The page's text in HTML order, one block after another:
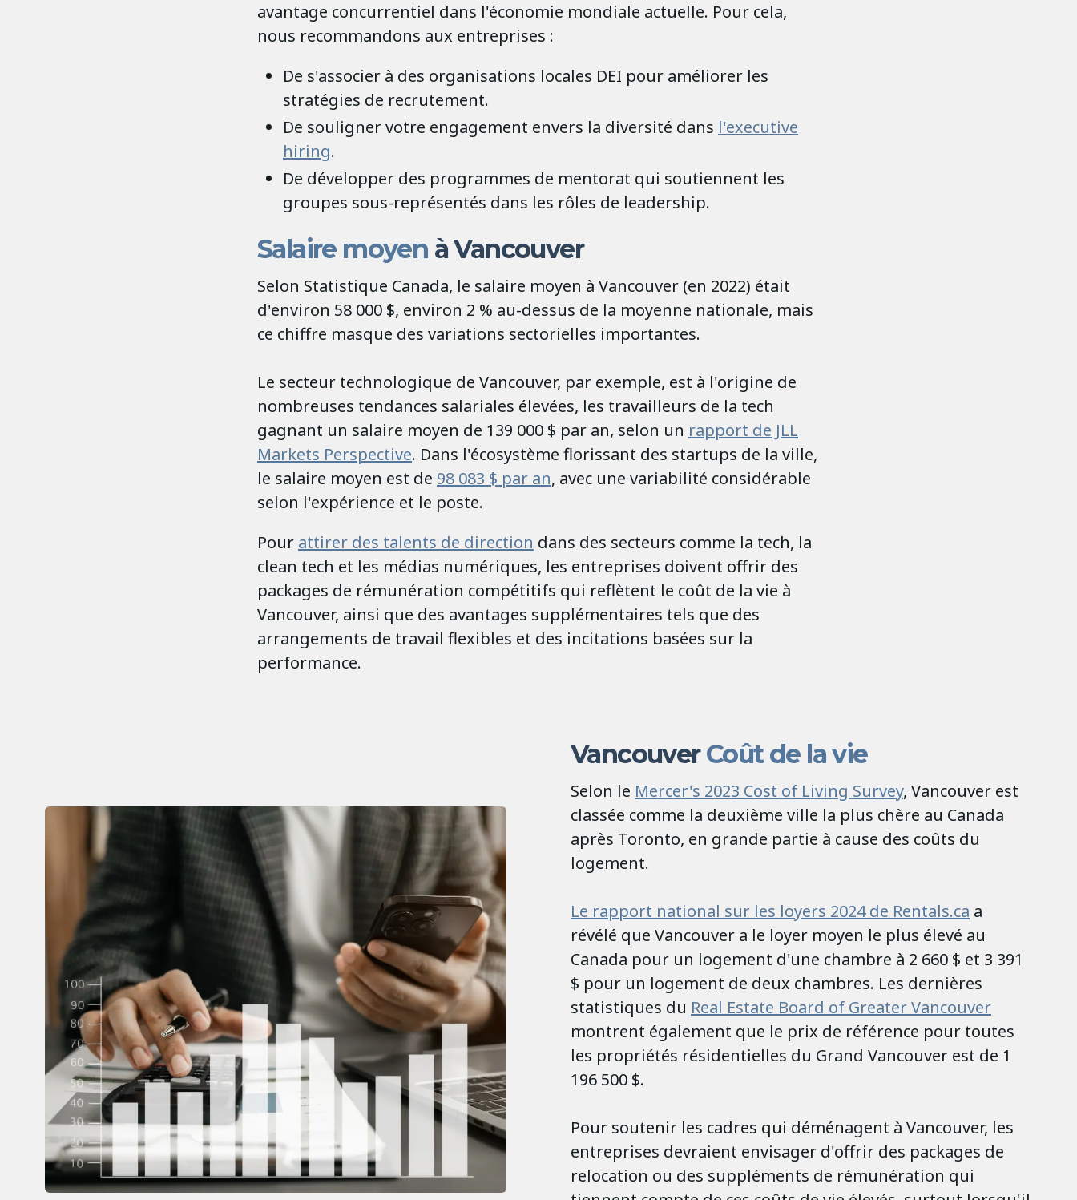
avantage concurrentiel dans l'économie mondiale actuelle. Pour cela,
nous recommandons aux entreprises :
De s'associer à des organisations locales DEI pour améliorer les
stratégies de recrutement.
De souligner votre engagement envers la diversité dans l'executive
hiring.
De développer des programmes de mentorat qui soutiennent les
groupes sous-représentés dans les rôles de leadership.
Salaire moyen à Vancouver
Selon Statistique Canada, le salaire moyen à Vancouver (en 2022) était
d'environ 58 000 $, environ 2 % au-dessus de la moyenne nationale, mais
ce chiffre masque des variations sectorielles importantes.
Le secteur technologique de Vancouver, par exemple, est à l'origine de
nombreuses tendances salariales élevées, les travailleurs de la tech
gagnant un salaire moyen de 139 000 $ par an, selon un rapport de JLL
Markets Perspective. Dans l'écosystème florissant des startups de la ville,
le salaire moyen est de 98 083 $ par an, avec une variabilité considérable
selon l'expérience et le poste.
Pour attirer des talents de direction dans des secteurs comme la tech, la
clean tech et les médias numériques, les entreprises doivent offrir des
packages de rémunération compétitifs qui reflètent le coût de la vie à
Vancouver, ainsi que des avantages supplémentaires tels que des
arrangements de travail flexibles et des incitations basées sur la
performance.
VancouverCoût de la vie
Selon le Mercer's 2023 Cost of Living Survey, Vancouver est
classée comme la deuxième ville la plus chère au Canada
après Toronto, en grande partie à cause des coûts du
logement.
Le rapport national sur les loyers 2024 de Rentals.ca a
révélé que Vancouver a le loyer moyen le plus élevé au
Canada pour un logement d'une chambre à 2 660 $ et 3 391
$ pour un logement de deux chambres. Les dernières
statistiques du Real Estate Board of Greater Vancouver
montrent également que le prix de référence pour toutes
les propriétés résidentielles du Grand Vancouver est de 1
196 500 $.
Pour soutenir les cadres qui déménagent à Vancouver, les
entreprises devraient envisager d'offrir des packages de
relocation ou des suppléments de rémunération qui